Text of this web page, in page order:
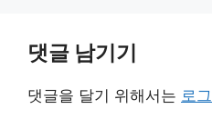
댓글 남기기
댓글을 달기 위해서는 로